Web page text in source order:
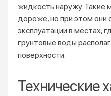
жидкость наружу. Такие
дороже, но при этом они
эксплуатации в местах,
грунтовые воды
поверхности.
Технические